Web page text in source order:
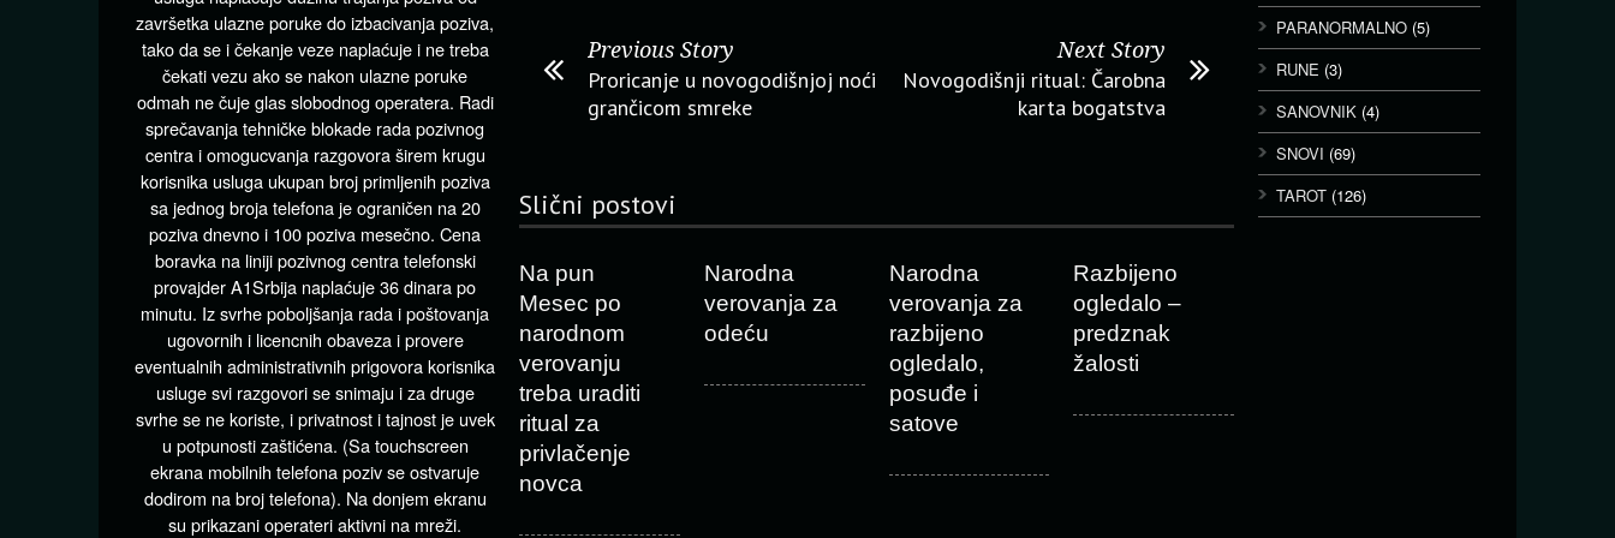
Previous Story
Proricanje u novogodišnjoj noći
grančicom smreke
Next Story
Novogodišnji ritual: Čarobna
karta bogatstva
Slični postovi
Na pun
Mesec po
narodnom
verovanju
treba uraditi
ritual za
privlačenje
novca
Narodna
verovanja za
odeću
Narodna
verovanja za
razbijeno
ogledalo,
posuđe i
satove
Razbijeno
ogledalo –
predznak
žalosti
PARANORMALNO (5)
RUNE (3)
SANOVNIK (4)
SNOVI (69)
TAROT (126)
završetka ulazne poruke do izbacivanja poziva,
tako da se i čekanje veze naplaćuje i ne treba
čekati vezu ako se nakon ulazne poruke
odmah ne čuje glas slobodnog operatera. Radi
sprečavanja tehničke blokade rada pozivnog
centra i omogucvanja razgovora širem krugu
korisnika usluga ukupan broj primljenih poziva
sa jednog broja telefona je ograničen na 20
poziva dnevno i 100 poziva mesečno. Cena
boravka na liniji pozivnog centra telefonski
provajder A1Srbija naplaćuje 36 dinara po
minutu. Iz svrhe poboljšanja rada i poštovanja
ugovornih i licencnih obaveza i provere
eventualnih administrativnih prigovora korisnika
usluge svi razgovori se snimaju i za druge
svrhe se ne koriste, i privatnost i tajnost je uvek
u potpunosti zaštićena. (Sa touchscreen
ekrana mobilnih telefona poziv se ostvaruje
dodirom na broj telefona). Na donjem ekranu
su prikazani operateri aktivni na mreži.